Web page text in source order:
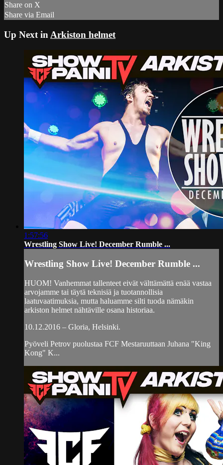
Share on X
Share via Email
Up Next in Arkiston helmet
1:57:56
Wrestling Show Live! December Rumble ...
Wrestling Show Live! December Rumble ...
HUOM! Vanhemmat tallenteet eivät välttämättä enää vastaa
arvojamme tai täytä teknisiä ja tuotannollisia
laatuvaatimuksia, mutta haluamme silti tuoda nämäkin
arkiston helmet nähtäville osana historiaa.
10.12.2016 – Gloria, Helsinki.
Pyöveli Petrov puolustaa FCF Mestaruuttaan Juhana "King
Kong" K...